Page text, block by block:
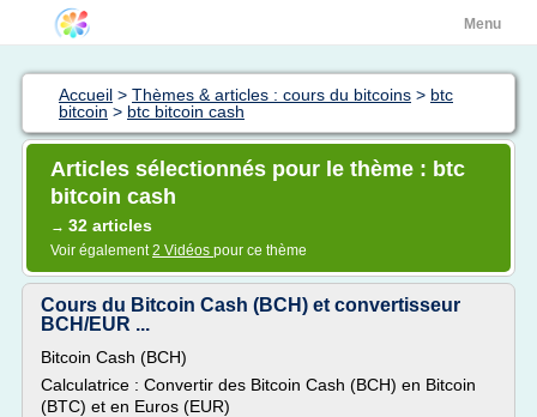
Menu
Accueil > Thèmes & articles : cours du bitcoins > btc
bitcoin > btc bitcoin cash
Articles sélectionnés pour le thème : btc
bitcoin cash
→ 32 articles
Voir également2 Vidéos pour ce thème
Cours du Bitcoin Cash (BCH) et convertisseur
BCH/EUR ...
Bitcoin Cash (BCH)
Calculatrice : Convertir des Bitcoin Cash (BCH) en Bitcoin
(BTC) et en Euros (EUR)